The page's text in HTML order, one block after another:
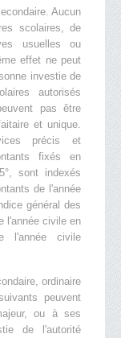
Aucun
scolaires, de
usuelles ou
effet ne peut
investie de
autorisés
pas être
et unique.
précis et
fixés en
sont indexés
de l'année
général des
l'année civile en
l'année civile
ordinaire
peuvent
ou à ses
de l'autorité